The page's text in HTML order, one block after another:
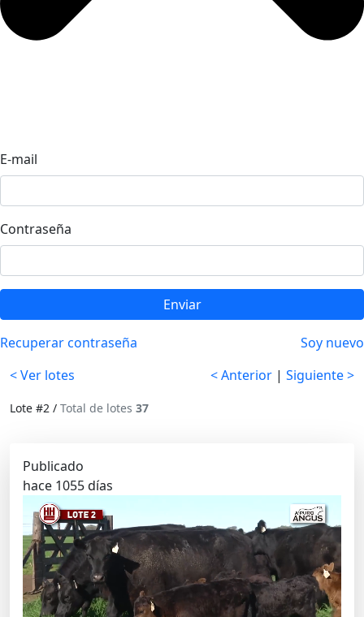
E-mail
Contraseña
Enviar
Recuperar contraseña
Soy nuevo
< Ver lotes
< Anterior | Siguiente >
Lote #2 / Total de lotes 37
Publicado
hace 1055 días